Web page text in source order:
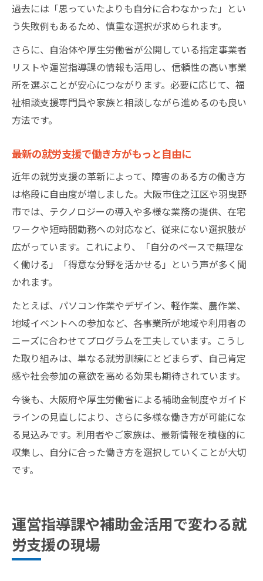
過去には「思っていたよりも自分に合わなかった」とい
う失敗例もあるため、慎重な選択が求められます。
さらに、自治体や厚生労働省が公開している指定事業者
リストや運営指導課の情報も活用し、信頼性の高い事業
所を選ぶことが安心につながります。必要に応じて、福
祉相談支援専門員や家族と相談しながら進めるのも良い
方法です。
最新の就労支援で働き方がもっと自由に
近年の就労支援の革新によって、障害のある方の働き方
は格段に自由度が増しました。大阪市住之江区や羽曳野
市では、テクノロジーの導入や多様な業務の提供、在宅
ワークや短時間勤務への対応など、従来にない選択肢が
広がっています。これにより、「自分のペースで無理な
く働ける」「得意な分野を活かせる」という声が多く聞
かれます。
たとえば、パソコン作業やデザイン、軽作業、農作業、
地域イベントへの参加など、各事業所が地域や利用者の
ニーズに合わせてプログラムを工夫しています。こうし
た取り組みは、単なる就労訓練にとどまらず、自己肯定
感や社会参加の意欲を高める効果も期待されています。
今後も、大阪府や厚生労働省による補助金制度やガイド
ラインの見直しにより、さらに多様な働き方が可能にな
る見込みです。利用者やご家族は、最新情報を積極的に
収集し、自分に合った働き方を選択していくことが大切
です。
運営指導課や補助金活用で変わる就
労支援の現場